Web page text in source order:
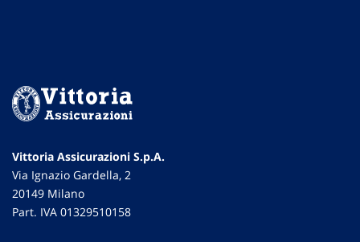
Vittoria Assicurazioni S.p.A.
Via Ignazio Gardella, 2
20149 Milano
Part. IVA 01329510158